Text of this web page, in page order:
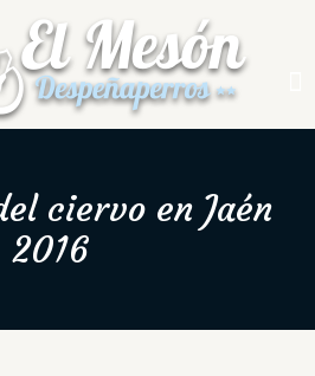
ciervo en Jaén
2016